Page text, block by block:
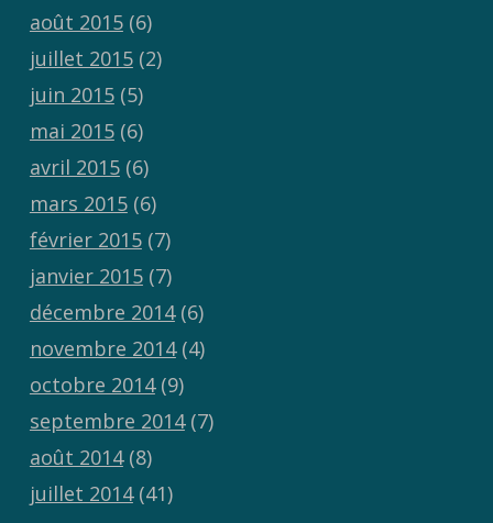
août 2015(6)
juillet 2015(2)
juin 2015(5)
mai 2015(6)
avril 2015(6)
mars 2015(6)
février 2015(7)
janvier 2015(7)
décembre 2014(6)
novembre 2014(4)
octobre 2014(9)
septembre 2014(7)
août 2014(8)
juillet 2014(41)